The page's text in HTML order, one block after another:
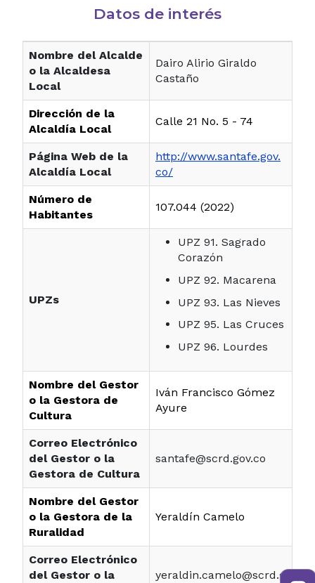
Datos de interés
Nombre del Alcalde
o la Alcaldesa
Local
Dairo Alirio Giraldo
Castaño
Dirección de la
Alcaldía Local
Calle 21 No. 5 - 74
Página Web de la
Alcaldía Local
http://www.santafe.gov.
co/
Número de
Habitantes
107.044 (2022)
UPZs
UPZ 91. Sagrado
Corazón
UPZ 92. Macarena
UPZ 93. Las Nieves
UPZ 95. Las Cruces
UPZ 96. Lourdes
Nombre del Gestor
o la Gestora de
Cultura
Iván Francisco Gómez
Ayure
Correo Electrónico
del Gestor o la
Gestora de Cultura
santafe@scrd.gov.co
Nombre del Gestor
o la Gestora de la
Ruralidad
Yeraldín Camelo
Correo Electrónico
del Gestor o la
yeraldin.camelo@scrd.g